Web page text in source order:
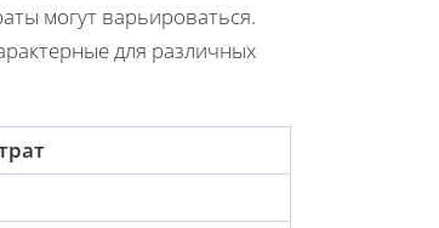
могут варьироваться.
для различных